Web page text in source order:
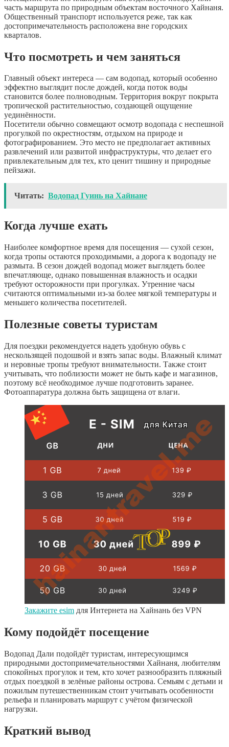
часть маршрута по природным объектам восточного Хайнаня.
Общественный транспорт используется реже, так как
достопримечательность расположена вне городских
кварталов.
Что посмотреть и чем заняться
Главный объект интереса — сам водопад, который особенно
эффектно выглядит после дождей, когда поток воды
становится более полноводным. Территория вокруг покрыта
тропической растительностью, создающей ощущение
уединённости.
Посетители обычно совмещают осмотр водопада с неспешной
прогулкой по окрестностям, отдыхом на природе и
фотографированием. Это место не предполагает активных
развлечений или развитой инфраструктуры, что делает его
привлекательным для тех, кто ценит тишину и природные
пейзажи.
Читать: Водопад Гуинь на Хайнане
Когда лучше ехать
Наиболее комфортное время для посещения — сухой сезон,
когда тропы остаются проходимыми, а дорога к водопаду не
размыта. В сезон дождей водопад может выглядеть более
впечатляюще, однако повышенная влажность и осадки
требуют осторожности при прогулках. Утренние часы
считаются оптимальными из-за более мягкой температуры и
меньшего количества посетителей.
Полезные советы туристам
Для поездки рекомендуется надеть удобную обувь с
нескользящей подошвой и взять запас воды. Влажный климат
и неровные тропы требуют внимательности. Также стоит
учитывать, что поблизости может не быть кафе и магазинов,
поэтому всё необходимое лучше подготовить заранее.
Фотоаппаратура должна быть защищена от влаги.
Закажите esim для Интернета на Хайнань без VPN
Кому подойдёт посещение
Водопад Дали подойдёт туристам, интересующимся
природными достопримечательностями Хайнаня, любителям
спокойных прогулок и тем, кто хочет разнообразить пляжный
отдых поездкой в зелёные районы острова. Семьям с детьми и
пожилым путешественникам стоит учитывать особенности
рельефа и планировать маршрут с учётом физической
нагрузки.
Краткий вывод